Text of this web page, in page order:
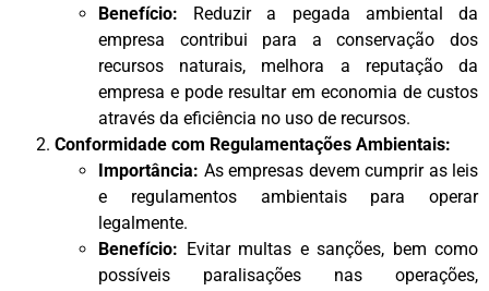
Benefício: Reduzir a pegada ambiental da
empresa contribui para a conservação dos
recursos naturais, melhora a reputação da
empresa e pode resultar em economia de custos
através da eficiência no uso de recursos.
Conformidade com Regulamentações Ambientais:
Importância: As empresas devem cumprir as leis
e regulamentos ambientais para operar
legalmente.
Benefício: Evitar multas e sanções, bem como
possíveis paralisações nas operações,